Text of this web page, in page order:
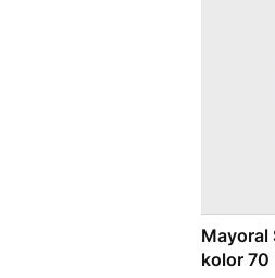
Mayoral
kolor 70